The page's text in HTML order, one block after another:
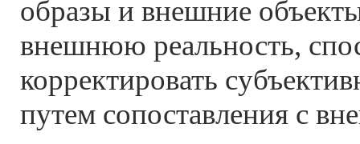
образы и внешние
внешнюю реальность,
корректировать
путем сопоставления с